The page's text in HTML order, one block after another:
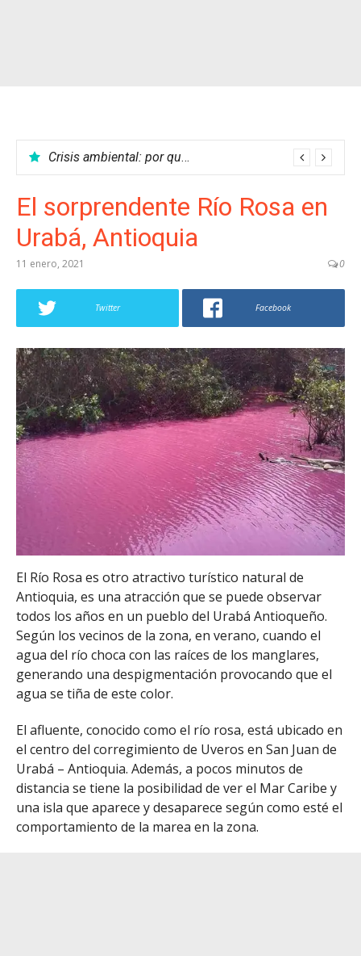
Crisis ambiental: por qué no podemos parar el calentamiento global
El sorprendente Río Rosa en
Urabá, Antioquia
11 enero, 2021 0
Twitter Facebook
El Río Rosa es otro atractivo turístico natural de
Antioquia, es una atracción que se puede observar
todos los años en un pueblo del Urabá Antioqueño.
Según los vecinos de la zona, en verano, cuando el
agua del río choca con las raíces de los manglares,
generando una despigmentación provocando que el
agua se tiña de este color.
El afluente, conocido como el río rosa, está ubicado en
el centro del corregimiento de Uveros en San Juan de
Urabá – Antioquia. Además, a pocos minutos de
distancia se tiene la posibilidad de ver el Mar Caribe y
una isla que aparece y desaparece según como esté el
comportamiento de la marea en la zona.